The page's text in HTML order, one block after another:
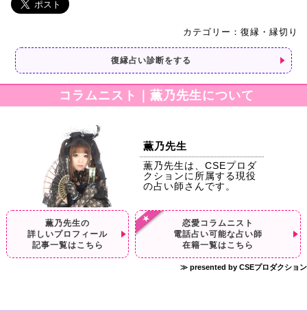
カテゴリー：復縁・縁切り
復縁占い診断をする
コラムニスト｜薫乃先生について
薫乃先生
薫乃先生は、CSEプロダ
クションに所属する現役
の占い師さんです。
薫乃先生の
詳しいプロフィール
記事一覧はこちら
恋愛コラムニスト
電話占い可能な占い師
在籍一覧はこちら
≫ presented by CSEプロダクション